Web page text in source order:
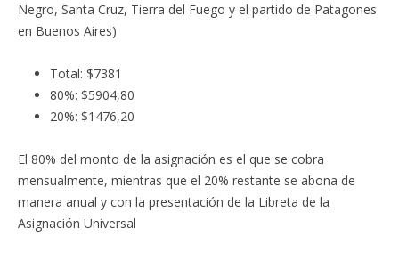
Negro, Santa Cruz, Tierra del Fuego y el partido de Patagones
en Buenos Aires)
Total: $7381
80%: $5904,80
20%: $1476,20
El 80% del monto de la asignación es el que se cobra
mensualmente, mientras que el 20% restante se abona de
manera anual y con la presentación de la Libreta de la
Asignación Universal